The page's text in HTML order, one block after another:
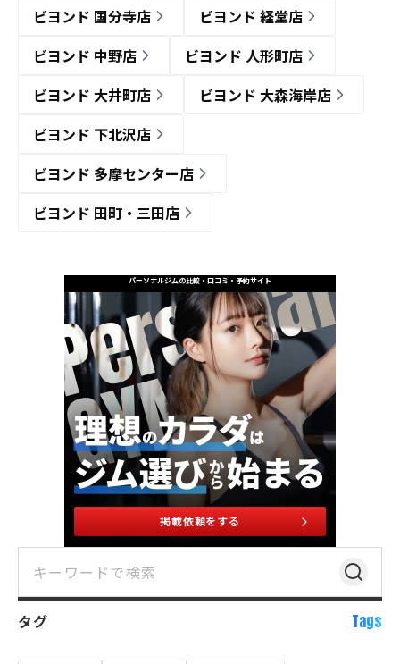
ビヨンド 国分寺店
ビヨンド 経堂店
ビヨンド 中野店
ビヨンド 人形町店
ビヨンド 大井町店
ビヨンド 大森海岸店
ビヨンド 下北沢店
ビヨンド 多摩センター店
ビヨンド 田町・三田店
パーソナルジムの比較・口コミ・予約サイト
掲載依頼をする
タグ Tags